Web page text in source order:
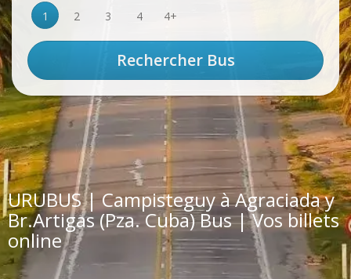
1
2 3 4 4+
URUBUS | Campisteguy à Agraciada y
Br.Artigas (Pza. Cuba) Bus | Vos billets
online